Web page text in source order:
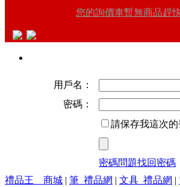
您的詢價車暫無商品趕
用戶名：
密碼：
請保存我這次的
密碼問題找回密碼
禮品王 商城 | 筆_禮品網 | 文具_禮品網 |